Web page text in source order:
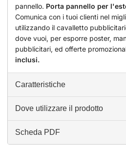
pannello. Porta pannello per
Comunica con i tuoi clienti nel
utilizzando il cavalletto
dove vuoi, per esporre poster,
pubblicitari, ed offerte
inclusi.
Caratteristiche
Dove utilizzare il prodotto
Scheda PDF